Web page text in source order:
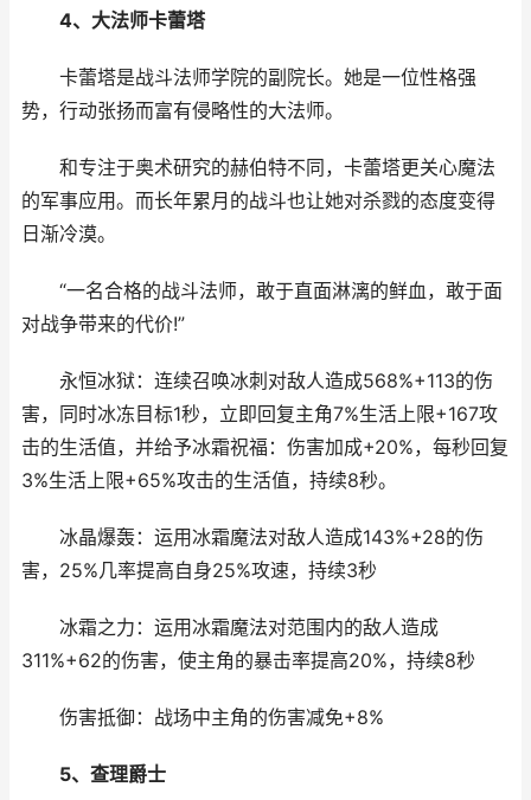
4、大法师卡蕾塔
卡蕾塔是战斗法师学院的副院长。她是一位性格强
势，行动张扬而富有侵略性的大法师。
和专注于奥术研究的赫伯特不同，卡蕾塔更关心魔法
的军事应用。而长年累月的战斗也让她对杀戮的态度变得
日渐冷漠。
“一名合格的战斗法师，敢于直面淋漓的鲜血，敢于面
对战争带来的代价!”
永恒冰狱：连续召唤冰刺对敌人造成568%+113的伤
害，同时冰冻目标1秒，立即回复主角7%生活上限+167攻
击的生活值，并给予冰霜祝福：伤害加成+20%，每秒回复
3%生活上限+65%攻击的生活值，持续8秒。
冰晶爆轰：运用冰霜魔法对敌人造成143%+28的伤
害，25%几率提高自身25%攻速，持续3秒
冰霜之力：运用冰霜魔法对范围内的敌人造成
311%+62的伤害，使主角的暴击率提高20%，持续8秒
伤害抵御：战场中主角的伤害减免+8%
5、查理爵士